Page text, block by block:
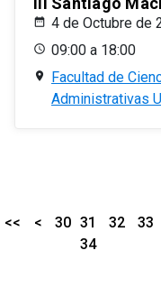
4 de Octubre de
09:00 a 18:00
Facultad de
Administrativas
<< < 30 31 32
33
34